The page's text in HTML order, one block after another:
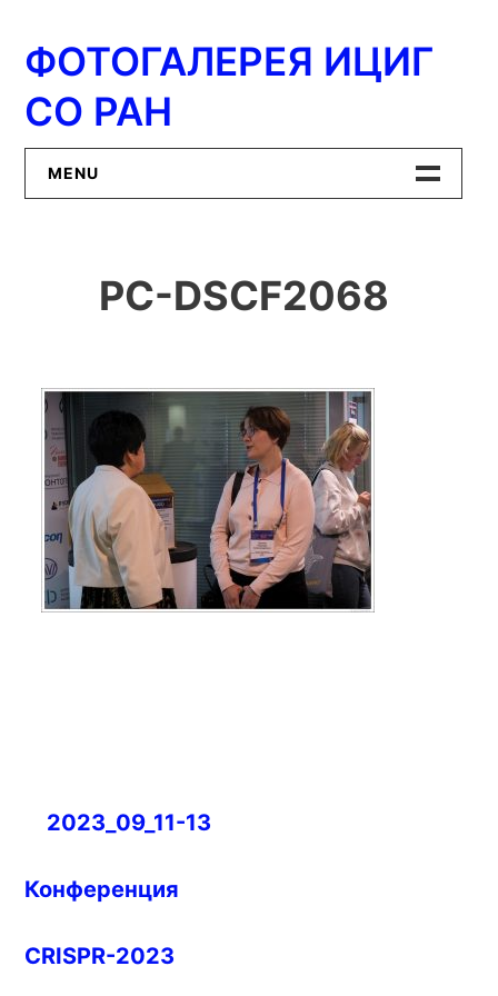
содержимому
ФОТОГАЛЕРЕЯ ИЦИГ
СО РАН
MENU
ИЦиГ СО РАН
PC-DSCF2068
Навигация
записям
2023_09_11-13
Конференция
CRISPR-2023